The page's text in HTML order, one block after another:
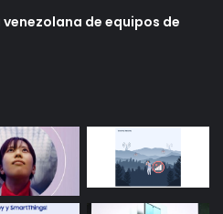
de equipos de